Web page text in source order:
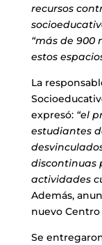
recursos
“más de 900
estos
La
expresó:“el
estudiantes
discontinuas
actividades
Además,
nuevo
Se